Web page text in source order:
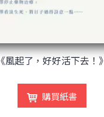
《風起了，好好活下去！》
購買紙書